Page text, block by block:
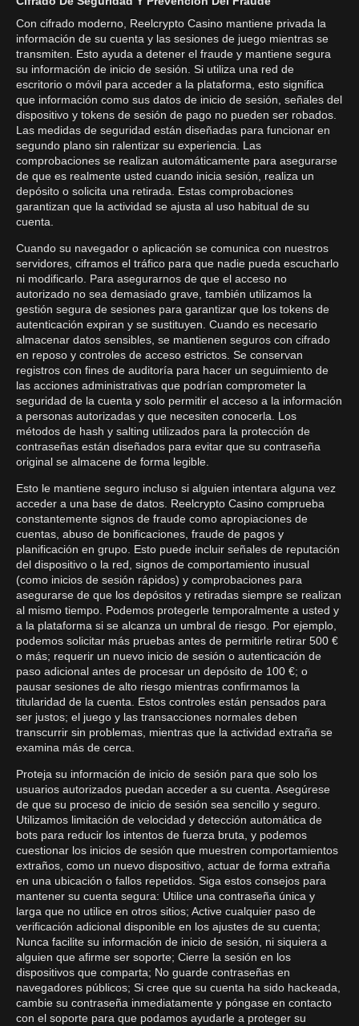
Con cifrado moderno, Reelcrypto Casino mantiene privada la
información de su cuenta y las sesiones de juego mientras se
transmiten. Esto ayuda a detener el fraude y mantiene segura
su información de inicio de sesión. Si utiliza una red de
escritorio o móvil para acceder a la plataforma, esto significa
que información como sus datos de inicio de sesión, señales del
dispositivo y tokens de sesión de pago no pueden ser robados.
Las medidas de seguridad están diseñadas para funcionar en
segundo plano sin ralentizar su experiencia. Las
comprobaciones se realizan automáticamente para asegurarse
de que es realmente usted cuando inicia sesión, realiza un
depósito o solicita una retirada. Estas comprobaciones
garantizan que la actividad se ajusta al uso habitual de su
cuenta.
Cuando su navegador o aplicación se comunica con nuestros
servidores, ciframos el tráfico para que nadie pueda escucharlo
ni modificarlo. Para asegurarnos de que el acceso no
autorizado no sea demasiado grave, también utilizamos la
gestión segura de sesiones para garantizar que los tokens de
autenticación expiran y se sustituyen. Cuando es necesario
almacenar datos sensibles, se mantienen seguros con cifrado
en reposo y controles de acceso estrictos. Se conservan
registros con fines de auditoría para hacer un seguimiento de
las acciones administrativas que podrían comprometer la
seguridad de la cuenta y solo permitir el acceso a la información
a personas autorizadas y que necesiten conocerla. Los
métodos de hash y salting utilizados para la protección de
contraseñas están diseñados para evitar que su contraseña
original se almacene de forma legible.
Esto le mantiene seguro incluso si alguien intentara alguna vez
acceder a una base de datos. Reelcrypto Casino comprueba
constantemente signos de fraude como apropiaciones de
cuentas, abuso de bonificaciones, fraude de pagos y
planificación en grupo. Esto puede incluir señales de reputación
del dispositivo o la red, signos de comportamiento inusual
(como inicios de sesión rápidos) y comprobaciones para
asegurarse de que los depósitos y retiradas siempre se realizan
al mismo tiempo. Podemos protegerle temporalmente a usted y
a la plataforma si se alcanza un umbral de riesgo. Por ejemplo,
podemos solicitar más pruebas antes de permitirle retirar 500 €
o más; requerir un nuevo inicio de sesión o autenticación de
paso adicional antes de procesar un depósito de 100 €; o
pausar sesiones de alto riesgo mientras confirmamos la
titularidad de la cuenta. Estos controles están pensados para
ser justos; el juego y las transacciones normales deben
transcurrir sin problemas, mientras que la actividad extraña se
examina más de cerca.
Proteja su información de inicio de sesión para que solo los
usuarios autorizados puedan acceder a su cuenta. Asegúrese
de que su proceso de inicio de sesión sea sencillo y seguro.
Utilizamos limitación de velocidad y detección automática de
bots para reducir los intentos de fuerza bruta, y podemos
cuestionar los inicios de sesión que muestren comportamientos
extraños, como un nuevo dispositivo, actuar de forma extraña
en una ubicación o fallos repetidos. Siga estos consejos para
mantener su cuenta segura: Utilice una contraseña única y
larga que no utilice en otros sitios; Active cualquier paso de
verificación adicional disponible en los ajustes de su cuenta;
Nunca facilite su información de inicio de sesión, ni siquiera a
alguien que afirme ser soporte; Cierre la sesión en los
dispositivos que comparta; No guarde contraseñas en
navegadores públicos; Si cree que su cuenta ha sido hackeada,
cambie su contraseña inmediatamente y póngase en contacto
con el soporte para que podamos ayudarle a proteger su